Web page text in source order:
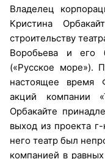
Владелец
Кристина
строительству
Воробьева и его
(«Русское море»).
настоящее время
акций компании
Орбакайте
выход из проекта
него театр был
компанией в